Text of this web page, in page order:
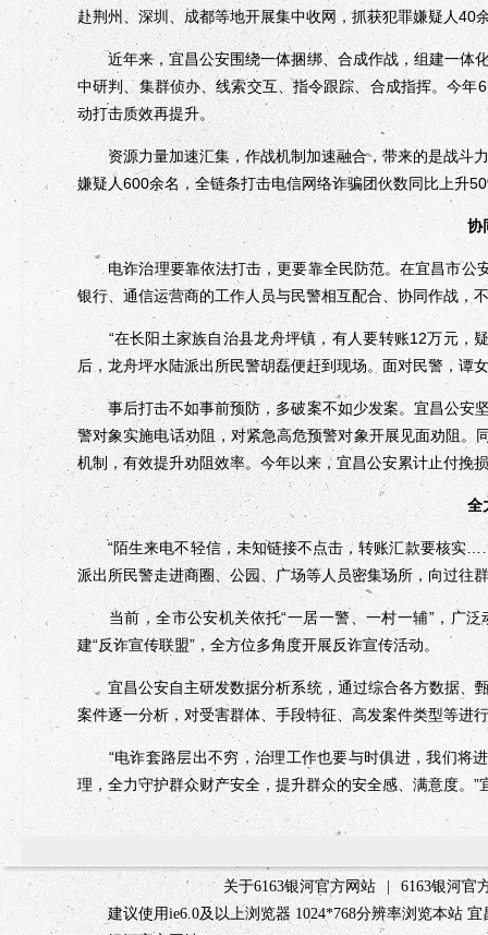
赴荆州、深圳、成都等地开展集中收网，抓获犯罪嫌疑人40
近年来，宜昌公安围绕一体捆绑、合成作战，组建一体
中研判、集群侦办、线索交互、指令跟踪、合成指挥。今
动打击质效再提升。
资源力量加速汇集，作战机制加速融合，带来的是战斗
嫌疑人600余名，全链条打击电信网络诈骗团伙数同比上升
协
电诈治理要靠依法打击，更要靠全民防范。在宜昌市公
银行、通信运营商的工作人员与民警相互配合、协同作战，
“在长阳土家族自治县龙舟坪镇，有人要转账12万元，
后，龙舟坪水陆派出所民警胡磊便赶到现场。面对民警，谭
事后打击不如事前预防，多破案不如少发案。宜昌公安
警对象实施电话劝阻，对紧急高危预警对象开展见面劝阻
机制，有效提升劝阻效率。今年以来，宜昌公安累计止付挽
全
“陌生来电不轻信，未知链接不点击，转账汇款要核实
派出所民警走进商圈、公园、广场等人员密集场所，向过往
当前，全市公安机关依托“一居一警、一村一辅”，广泛
建“反诈宣传联盟”，全方位多角度开展反诈宣传活动。
宜昌公安自主研发数据分析系统，通过综合各方数据、
案件逐一分析，对受害群体、手段特征、高发案件类型等进
“电诈套路层出不穷，治理工作也要与时俱进，我们将进
理，全力守护群众财产安全，提升群众的安全感、满意度。
关于6163银河官方网站
6163银河官
建议使用ie6.0及以上浏览器 1024*768分辨率浏览本站